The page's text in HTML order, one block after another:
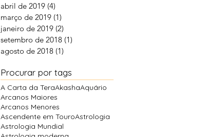
abril de 2019 (4)
março de 2019 (1)
janeiro de 2019 (2)
setembro de 2018 (1)
agosto de 2018 (1)
Procurar por tags
A Carta da TeraAkashaAquário
Arcanos Maiores
Arcanos Menores
Ascendente em TouroAstrologia
Astrologia Mundial